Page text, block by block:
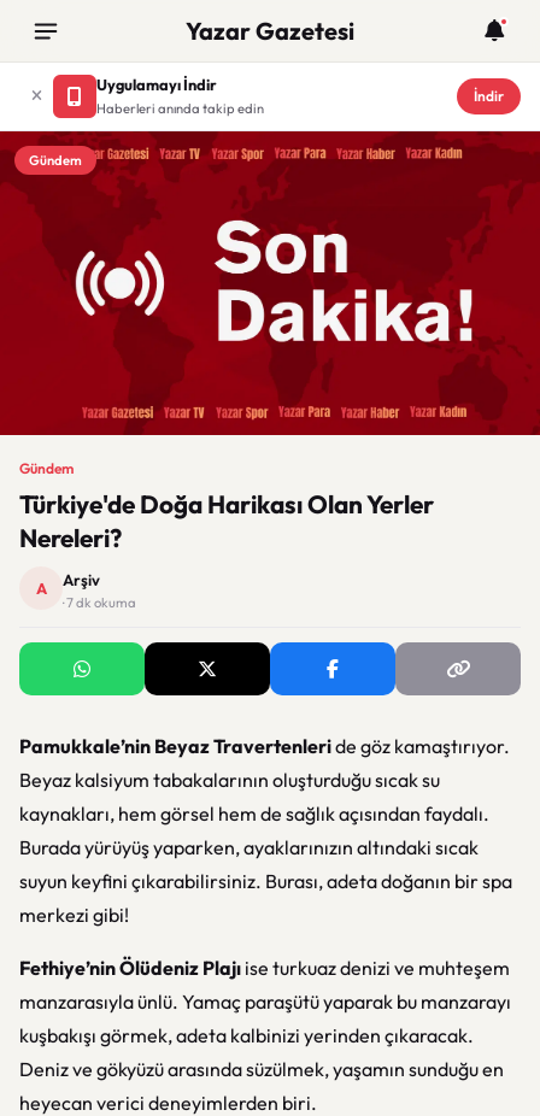
Yazar Gazetesi
Uygulamayı İndir
Haberleri anında takip edin
İndir
Gündem
Gündem
Türkiye'de Doğa Harikası Olan Yerler
Nereleri?
A Arşiv
· 7 dk okuma
Pamukkale’nin Beyaz Travertenleride göz kamaştırıyor.
Beyaz kalsiyum tabakalarının oluşturduğu sıcak su
kaynakları, hem görsel hem de sağlık açısından faydalı.
Burada yürüyüş yaparken, ayaklarınızın altındaki sıcak
suyun keyfini çıkarabilirsiniz. Burası, adeta doğanın bir spa
merkezi gibi!
Fethiye’nin Ölüdeniz Plajı ise turkuaz denizi ve muhteşem
manzarasıyla ünlü. Yamaç paraşütü yaparak bu manzarayı
kuşbakışı görmek, adeta kalbinizi yerinden çıkaracak.
Deniz ve gökyüzü arasında süzülmek, yaşamın sunduğu en
heyecan verici deneyimlerden biri.